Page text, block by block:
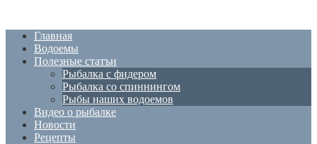
Главная
Водоемы
Полезные статъи
Рыбалка с фидером
Рыбалка со спиннингом
Рыбы наших водоемов
Видео о рыбалке
Новости
Рецепты